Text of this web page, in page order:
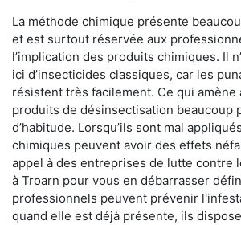
La méthode chimique présente
et est surtout réservée aux
l’implication des produits chimiques. Il
ici d’insecticides classiques, car les
résistent très facilement. Ce qui amène
produits de désinsectisation beaucoup
d’habitude. Lorsqu’ils sont mal
chimiques peuvent avoir des effets
appel à des entreprises de lutte contre
à Troarn pour vous en débarrasser
professionnels peuvent prévenir
quand elle est déjà présente, ils